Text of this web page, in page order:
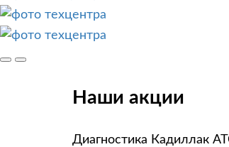
Наши акции
Диагностика Кадиллак